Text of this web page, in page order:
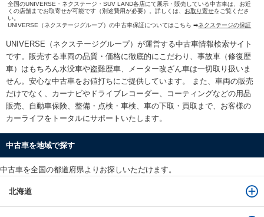
全国のUNIVERSE・ネクステージ・SUV LAND各店にて展示・販売している中古車は、お近
くの店舗までお取寄せが可能です（別途費用が必要）。詳しくは、 お取り寄せをご覧くださ
い。
UNIVERSE（ネクステージグループ）の中古車保証についてはこちら ➡ネクステージの保証
UNIVERSE（ネクステージグループ）が運営する中古車情報検索サイト
です。販売する車両の品質・価格に徹底的にこだわり、事故車（修復歴
車）はもちろん水没車や盗難歴車、メーター改ざん車は一切取り扱いま
せん。安心な中古車をお値打ちにご提供しています。 また、車両の販売
だけでなく、カーナビやドライブレコーダー、コーティングなどの用品
販売、自動車保険、整備・点検・車検、車の下取・買取まで、お客様の
カーライフをトータルにサポートいたします。
中古車を地域で探す
中古車を全国の都道府県よりお探しいただけます。
北海道